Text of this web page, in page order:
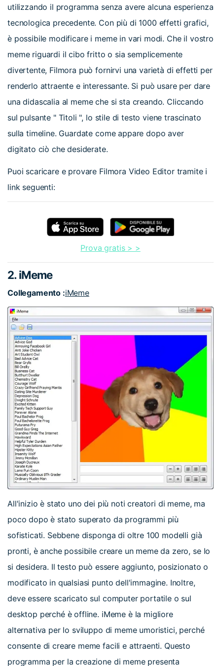
utilizzando il programma senza avere alcuna esperienza
tecnologica precedente. Con più di 1000 effetti grafici,
è possibile modificare i meme in vari modi. Che il vostro
meme riguardi il cibo fritto o sia semplicemente
divertente, Filmora può fornirvi una varietà di effetti per
renderlo attraente e interessante. Si può usare per dare
una didascalia al meme che si sta creando. Cliccando
sul pulsante " Titoli ", lo stile di testo viene trascinato
sulla timeline. Guardate come appare dopo aver
digitato ciò che desiderate.
Puoi scaricare e provare Filmora Video Editor tramite i
link seguenti:
Prova gratis > >
2. iMeme
Collegamento :iMeme
All'inizio è stato uno dei più noti creatori di meme, ma
poco dopo è stato superato da programmi più
sofisticati. Sebbene disponga di oltre 100 modelli già
pronti, è anche possibile creare un meme da zero, se lo
si desidera. Il testo può essere aggiunto, posizionato o
modificato in qualsiasi punto dell'immagine. Inoltre,
deve essere scaricato sul computer portatile o sul
desktop perché è offline. iMeme è la migliore
alternativa per lo sviluppo di meme umoristici, perché
consente di creare meme facili e attraenti. Questo
programma per la creazione di meme presenta